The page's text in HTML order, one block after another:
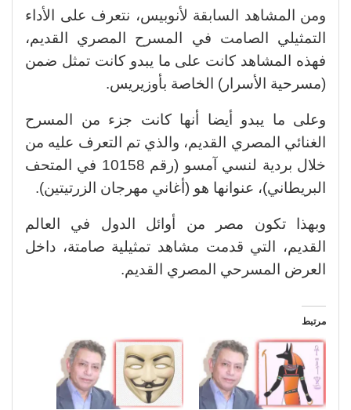
ومن المشاهد السابقة لأنوبيس، نتعرف على الأداء
التمثيلي الصامت في المسرح المصري القديم،
فهذه المشاهد كانت على ما يبدو كانت تمثل ضمن
(مسرحية الأسرار) الخاصة بأوزيريس.
وعلى ما يبدو أيضا أنها كانت جزء من المسرح
الغنائي المصري القديم، والذي تم التعرف عليه من
خلال بردية لنسي آمسو (رقم 10158 في المتحف
البريطاني)، عنوانها هو (أغاني مهرجان الزرتيتين).
وبهذا تكون مصر من أوائل الدول في العالم
القديم، التي قدمت مشاهد تمثيلية صامتة، داخل
العرض المسرحي المصري القديم.
مرتبط